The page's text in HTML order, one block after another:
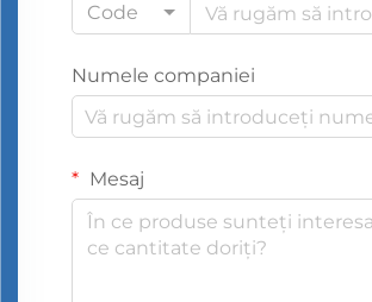
Code
Numele companiei
Mesaj